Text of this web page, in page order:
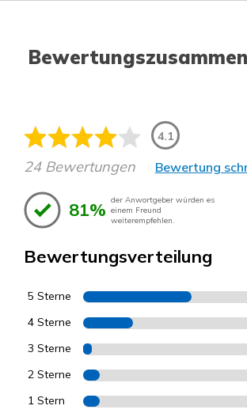
4.1
24 Bewertungen Bewertung
81% der Anwortgeber würden es
einem Freund
weiterempfehlen.
Bewertungsverteilung
5 Sterne
4 Sterne
3 Sterne
2 Sterne
1 Stern